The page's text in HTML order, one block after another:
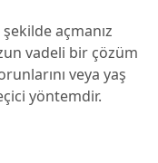
şekilde açmanız
vadeli bir çözüm
veya yaş
yöntemdir.